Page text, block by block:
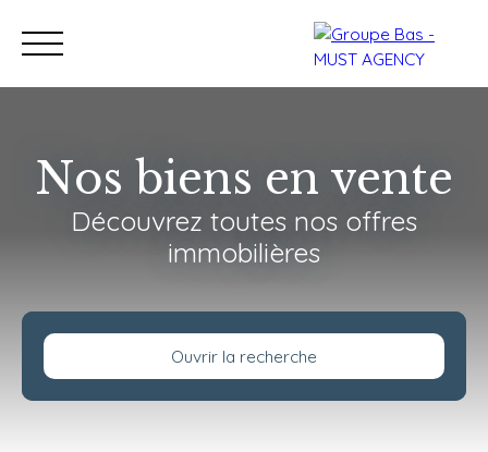
Acheter Vendre Programmes
Nos biens en vente
Découvrez toutes nos offres
immobilières
Ouvrir la recherche